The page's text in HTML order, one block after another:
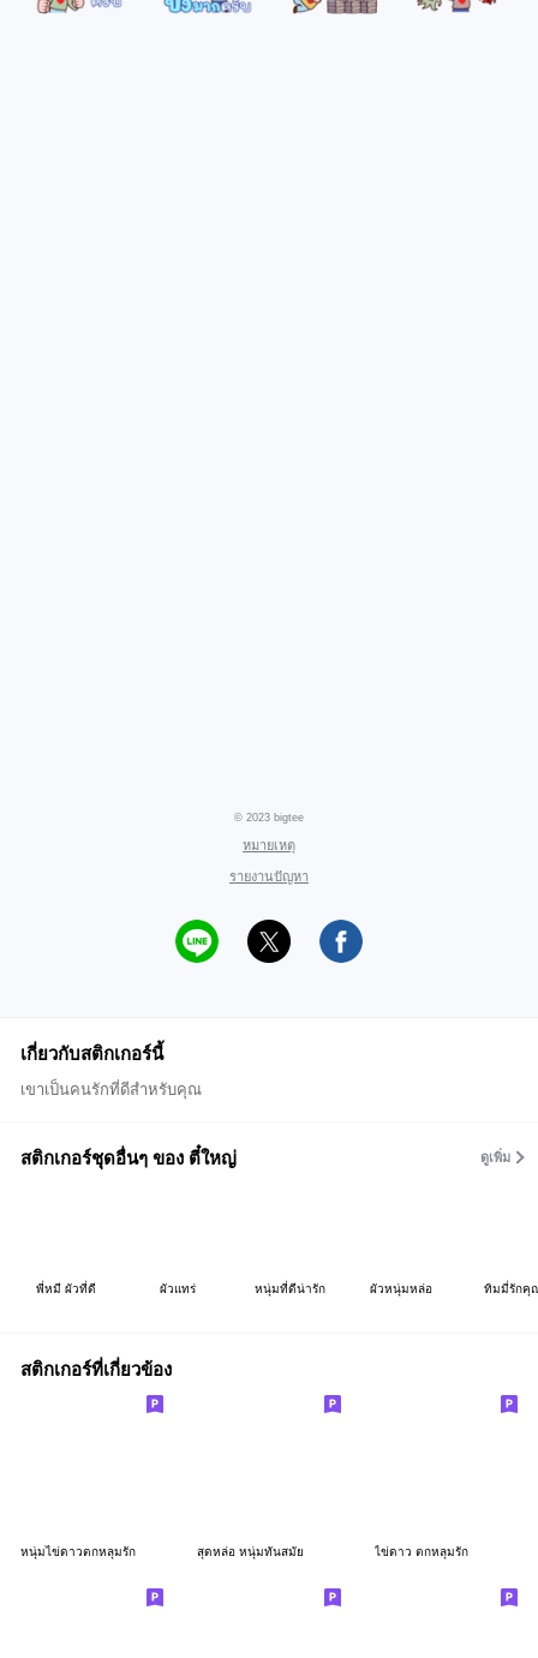
© 2023 bigtee
หมายเหตุ
รายงานปัญหา
เกี่ยวกับสติกเกอร์นี้
เขาเป็นคนรักที่ดีสำหรับคุณ
สติกเกอร์ชุดอื่นๆ ของ ตี๋ใหญ่ ดูเพิ่ม
พี่หมี ผัวที่ดี ผัวแทร่ หนุ่มที่ดีน่ารัก ผัวหนุ่มหล่อ ทิมมี่รักคุ
สติกเกอร์ที่เกี่ยวข้อง
หนุ่มไข่ดาวตกหลุมรัก สุดหล่อ หนุ่มทันสมัย ไข่ดาว ตกหลุมรัก